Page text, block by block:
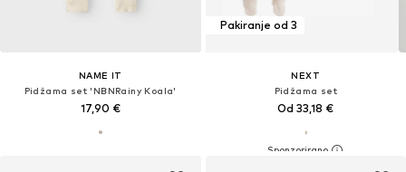
NAME IT
Pidžama set 'NBNRainy Koala'
17,90 €
Pakiranje od 3
NEXT
Pidžama set
Od 33,18 €